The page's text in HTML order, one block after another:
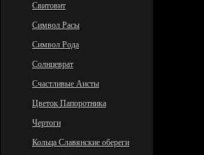
Свитовит
Символ Расы
Символ Рода
Солнцеврат
Счастливые Аисты
Цветок Папоротника
Чертоги
Кольца Славянские обереги